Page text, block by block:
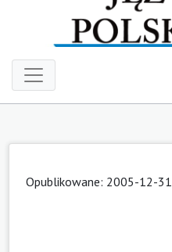
Opublikowane: 2005-12-31